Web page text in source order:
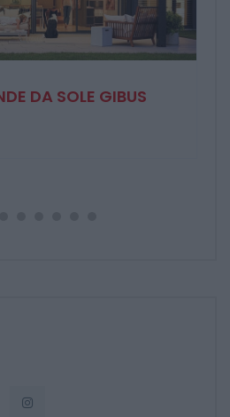
DA SOLE GIBUS